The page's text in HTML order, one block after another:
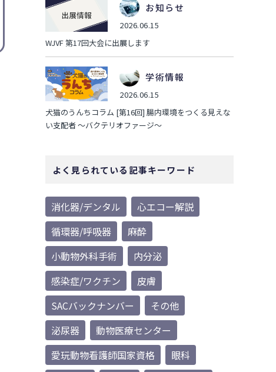
お知らせ
2026.06.15
WJVF 第17回大会に出展します
学術情報
2026.06.15
犬猫のうんちコラム [第16回] 腸内環境をつくる見えな
い支配者 ～バクテリオファージ～
よく見られている記事キーワード
消化器/デンタル
心エコー解説
循環器/呼吸器
麻酔
小動物外科手術
内分泌
感染症/ワクチン
皮膚
SACバックナンバー
その他
泌尿器
動物医療センター
愛玩動物看護師国家資格
眼科